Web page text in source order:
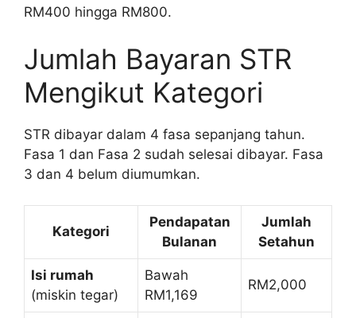
RM400 hingga RM800.
Jumlah Bayaran STR
Mengikut Kategori
STR dibayar dalam 4 fasa sepanjang tahun.
Fasa 1 dan Fasa 2 sudah selesai dibayar. Fasa
3 dan 4 belum diumumkan.
Kategori
Pendapatan
Bulanan
Jumlah
Setahun
Isi rumah
(miskin tegar)
Bawah
RM1,169
RM2,000